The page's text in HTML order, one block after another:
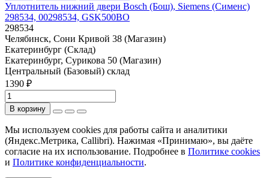
Уплотнитель нижний двери Bosch (Бош), Siemens (Сименс)
298534, 00298534, GSK500BO
298534
Челябинск, Сони Кривой 38 (Магазин)
Екатеринбург (Склад)
Екатеринбург, Сурикова 50 (Магазин)
Центральный (Базовый) склад
1390 ₽
В корзину
Мы используем cookies для работы сайта и аналитики
(Яндекс.Метрика, Callibri). Нажимая «Принимаю», вы даёте
согласие на их использование. Подробнее в Политике cookies
и Политике конфиденциальности.